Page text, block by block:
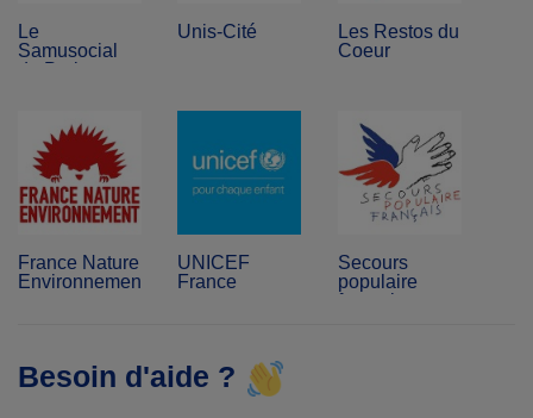
Le
Samusocial
de Paris
Unis-Cité
Les Restos du
Coeur
France Nature
Environnement
UNICEF
France
Secours
populaire
français
Besoin d'aide ?